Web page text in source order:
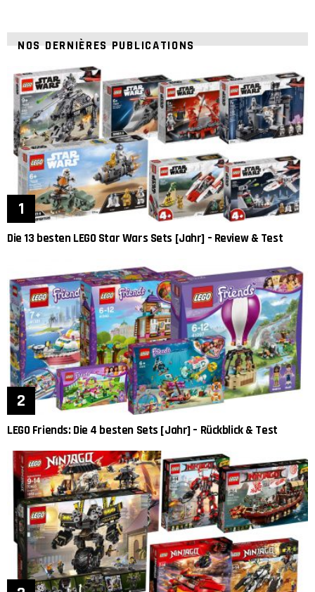
NOS DERNIÈRES PUBLICATIONS
Die 13 besten LEGO Star Wars Sets [Jahr] – Review & Test
LEGO Friends: Die 4 besten Sets [Jahr] – Rückblick & Test